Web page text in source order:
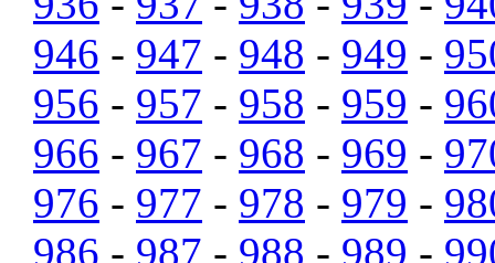
946 - 947 - 948 - 949 -
956 - 957 - 958 - 959 -
966 - 967 - 968 - 969 -
976 - 977 - 978 - 979 -
986 - 987 - 988 - 989 -